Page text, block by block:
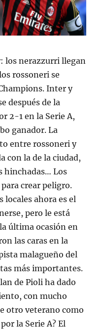
los nerazzurri llegan
rossoneri se
Inter y
después de la
2-1 en la Serie A,
ganador. La
entre rossoneri y
con la de la ciudad,
hinchadas… Los
crear peligro.
locales ahora es el
pero le está
última ocasión en
las caras en la
malagueño del
más importantes.
de Pioli ha dado
con mucho
otro veterano como
la Serie A? El